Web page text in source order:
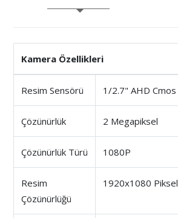
Kamera Özellikleri
Resim Sensörü 1/2.7" AHD Cmos
Çözünürlük 2 Megapiksel
Çözünürlük Türü 1080P
Resim
Çözünürlüğü
1920x1080 Piksel